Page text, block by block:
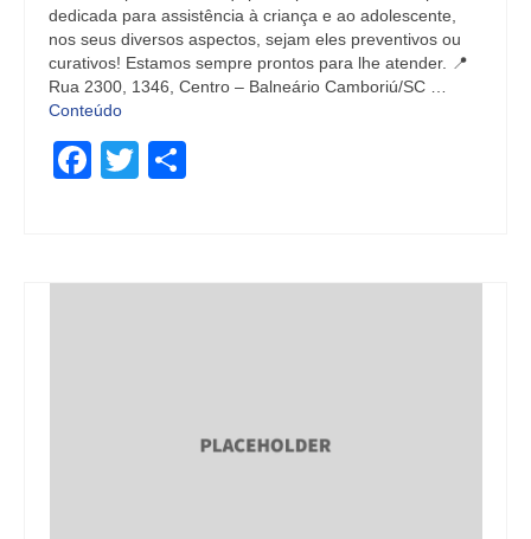
dedicada para assistência à criança e ao adolescente,
nos seus diversos aspectos, sejam eles preventivos ou
curativos! Estamos sempre prontos para lhe atender. 📍
Rua 2300, 1346, Centro – Balneário Camboriú/SC …
Conteúdo
Facebook
Twitter